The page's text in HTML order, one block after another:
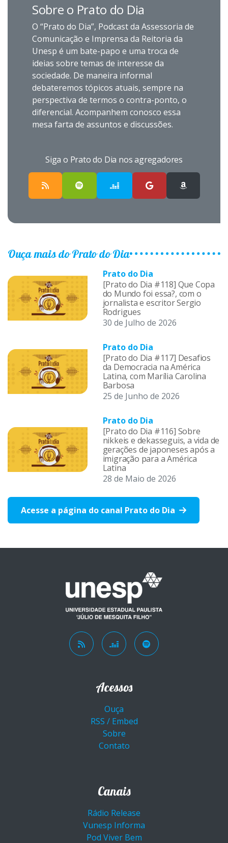
Sobre o Prato do Dia
O “Prato do Dia”, Podcast da Assessoria de
Comunicação e Imprensa da Reitoria da
Unesp é um bate-papo e uma troca de
ideias sobre temas de interesse da
sociedade. De maneira informal
debateremos tópicos atuais, sempre na
perspectiva de termos o contra-ponto, o
diferencial. Acompanhem conosco essa
mesa farta de assuntos e discussões.
Siga o Prato do Dia nos agregadores
Ouça mais do Prato do Dia
Prato do Dia
[Prato do Dia #118] Que Copa
do Mundo foi essa?, com o
jornalista e escritor Sergio
Rodrigues
30 de Julho de 2026
Prato do Dia
[Prato do Dia #117] Desafios
da Democracia na América
Latina, com Marília Carolina
Barbosa
25 de Junho de 2026
Prato do Dia
[Prato do Dia #116] Sobre
nikkeis e dekasseguis, a vida de
gerações de japoneses após a
imigração para a América
Latina
28 de Maio de 2026
Acesse a página do canal Prato do Dia
Acessos
Ouça
RSS / Embed
Sobre
Contato
Canais
Rádio Release
Vunesp Informa
Pod Viver Bem